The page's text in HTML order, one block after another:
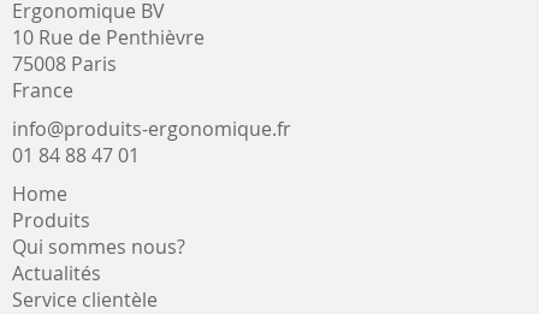
Ergonomique BV
10 Rue de Penthièvre
75008 Paris
France
info@produits-ergonomique.fr
01 84 88 47 01
Home
Produits
Qui sommes nous?
Actualités
Service clientèle